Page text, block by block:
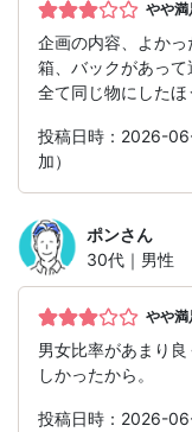
やや満
企画の内容、よかっ
箱、バックがあって
全て同じ物にしたほ
投稿日時：2026-
加）
ポンさん
30代｜男性
やや満
男女比率があまり
しかったから。
投稿日時：2026-